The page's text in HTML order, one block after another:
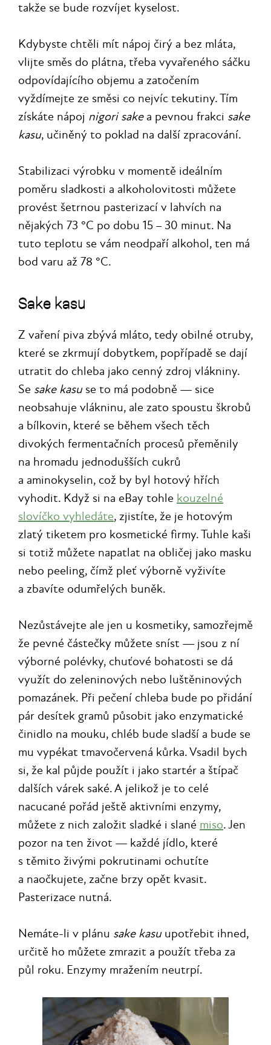
takže se bude rozvíjet kyselost.
Kdybyste chtěli mít nápoj čirý a bez mláta,
vlijte směs do plátna, třeba vyvařeného sáčku
odpovídajícího objemu a zatočením
vyždímejte ze směsi co nejvíc tekutiny. Tím
získáte nápoj nigori sakea pevnou frakci sake
kasu, učiněný to poklad na další zpracování.
Stabilizaci výrobku v momentě ideálním
poměru sladkosti a alkoholovitosti můžete
provést šetrnou pasterizací v lahvích na
nějakých 73 °C po dobu 15 – 30 minut. Na
tuto teplotu se vám neodpaří alkohol, ten má
bod varu až 78 °C.
Sake kasu
Z vaření piva zbývá mláto, tedy obilné otruby,
které se zkrmují dobytkem, popřípadě se dají
utratit do chleba jako cenný zdroj vlákniny.
Se sake kasuse to má podobně — sice
neobsahuje vlákninu, ale zato spoustu škrobů
a bílkovin, které se během všech těch
divokých fermentačních procesů přeměnily
na hromadu jednodušších cukrů
a aminokyselin, což by byl hotový hřích
vyhodit. Když si na eBay tohle kouzelné
slovíčko vyhledáte, zjistíte, že je hotovým
zlatý tiketem pro kosmetické firmy. Tuhle kaši
si totiž můžete napatlat na obličej jako masku
nebo peeling, čímž pleť výborně vyživíte
a zbavíte odumřelých buněk.
Nezůstávejte ale jen u kosmetiky, samozřejmě
že pevné částečky můžete sníst — jsou z ní
výborné polévky, chuťové bohatosti se dá
využít do zeleninových nebo luštěninových
pomazánek. Při pečení chleba bude po přidání
pár desítek gramů působit jako enzymatické
činidlo na mouku, chléb bude sladší a bude se
mu vypékat tmavočervená kůrka. Vsadil bych
si, že kal půjde použít i jako startér a štípač
dalších várek saké. A jelikož je to celé
nacucané pořád ještě aktivními enzymy,
můžete z nich založit sladké i slané miso. Jen
pozor na ten život — každé jídlo, které
s těmito živými pokrutinami ochutíte
a naočkujete, začne brzy opět kvasit.
Pasterizace nutná.
Nemáte-li v plánu sake kasuupotřebit ihned,
určitě ho můžete zmrazit a použít třeba za
půl roku. Enzymy mražením neutrpí.